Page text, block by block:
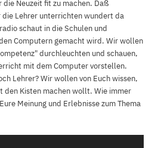
Neuzeit fit zu machen. Daß
Lehrer unterrichten wundert da
schaut in die Schulen und
Computern gemacht wird. Wir wollen
durchleuchten und schauen,
mit dem Computer vorstellen.
Lehrer? Wir wollen von Euch wissen,
den Kisten machen wollt. Wie immer
Meinung und Erlebnisse zum Thema